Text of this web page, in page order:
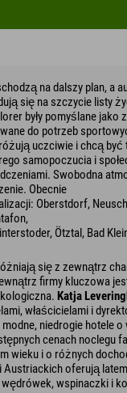
na dalszy plan, a
się na szczycie listy
były pomyślane jako
do potrzeb
uczciwie i chcą być
samopoczucia i
Swobodna
Obecnie
Oberstdorf,
Ötztal, Bad
się z zewnątrz
firmy kluczowa
Katja
właścicielami i
modne, niedrogie hotele
cenach noclegu
wieku i o różnych
Austriackich oferują
wspinaczki i